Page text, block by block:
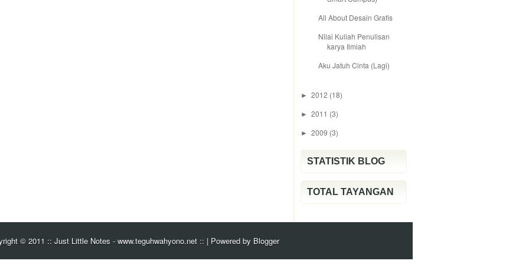
All About Desain Grafis
Nilai Kuliah Penulisan
karya Ilmiah
Aku Jatuh Cinta (Lagi)
► 2012 (18)
► 2011 (3)
► 2009 (3)
STATISTIK BLOG
TOTAL TAYANGAN
© 2011 :: Just Little Notes - www.teguhwahyono.net :: | Powered by Blogger